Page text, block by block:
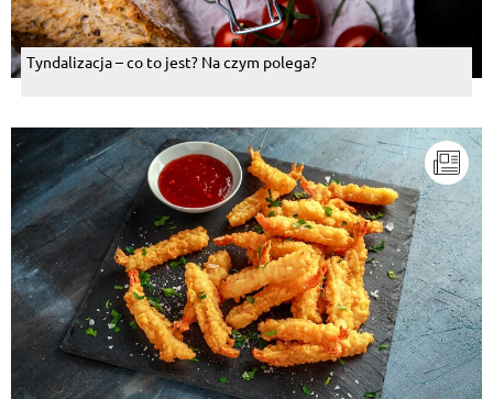
Tyndalizacja – co to jest? Na czym polega?